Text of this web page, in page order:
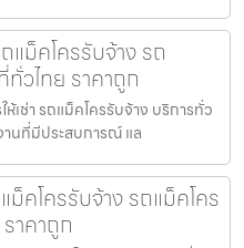
แม็คโครรับจ้าง รถ
ทั่วไทย ราคาถูก
เช่า รถแม็คโครรับจ้าง บริการทั่ว
านที่มีประสบการณ์ แล
ม็คโครรับจ้าง รถแม็คโคร
าคาถูก